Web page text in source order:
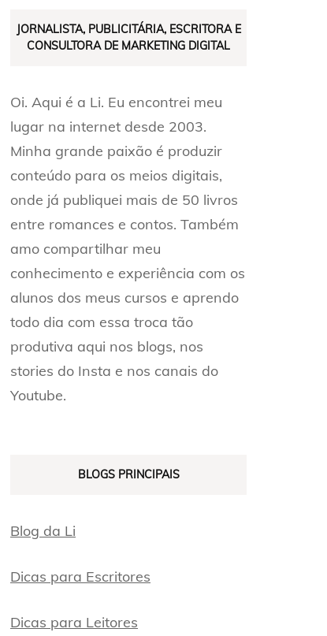
JORNALISTA, PUBLICITÁRIA, ESCRITORA E
CONSULTORA DE MARKETING DIGITAL
Oi. Aqui é a Li. Eu encontrei meu
lugar na internet desde 2003.
Minha grande paixão é produzir
conteúdo para os meios digitais,
onde já publiquei mais de 50 livros
entre romances e contos. Também
amo compartilhar meu
conhecimento e experiência com os
alunos dos meus cursos e aprendo
todo dia com essa troca tão
produtiva aqui nos blogs, nos
stories do Insta e nos canais do
Youtube.
BLOGS PRINCIPAIS
Blog da Li
Dicas para Escritores
Dicas para Leitores